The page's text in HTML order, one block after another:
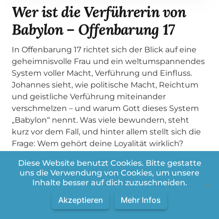
Wer ist die Verführerin von
Babylon – Offenbarung 17
In Offenbarung 17 richtet sich der Blick auf eine
geheimnisvolle Frau und ein weltumspannendes
System voller Macht, Verführung und Einfluss.
Johannes sieht, wie politische Macht, Reichtum
und geistliche Verführung miteinander
verschmelzen – und warum Gott dieses System
„Babylon“ nennt. Was viele bewundern, steht
kurz vor dem Fall, und hinter allem stellt sich die
Frage: Wem gehört deine Loyalität wirklich?
ordnen ein, was diese Bilder über unsere Zeit
sagen.
Übersetzung. Im ersten Teil schauen wir uns den
Bibeltext Vers für Vers an. Stellt gerne eure
Diese Website benutzt Cookies. Bitte gestatte
uns die Verwendung von Cookies, um unsere
Inhalte besser auf dich zuzuschneiden.
Akzeptieren Mehr Infos